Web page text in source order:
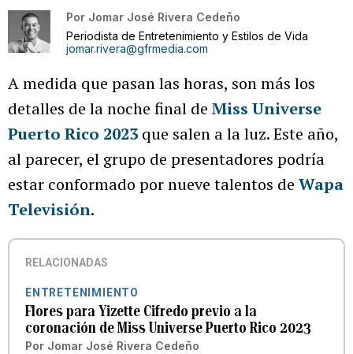
Por Jomar José Rivera Cedeño
Periodista de Entretenimiento y Estilos de Vida
jomar.rivera@gfrmedia.com
A medida que pasan las horas, son más los
detalles de la noche final de Miss Universe
Puerto Rico 2023 que salen a la luz. Este año,
al parecer, el grupo de presentadores podría
estar conformado por nueve talentos de Wapa
Televisión.
RELACIONADAS
ENTRETENIMIENTO
Flores para Yizette Cifredo previo a la
coronación de Miss Universe Puerto Rico 2023
Por Jomar José Rivera Cedeño